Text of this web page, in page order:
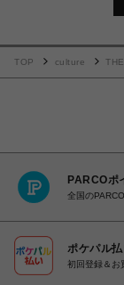
TOP culture
PARCOポ
全国の
ポケパル
初回登録＆お